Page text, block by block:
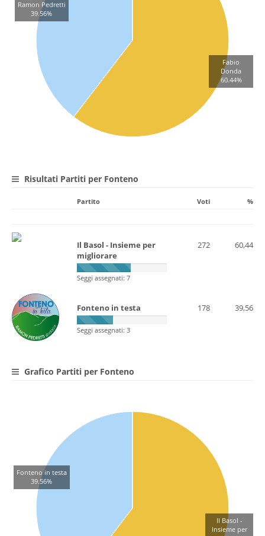
Fabio
Donda
60.44%
Ramon Pedretti
39.56%
Risultati Partiti per Fonteno
Partito Voti %
Il Basol - Insieme per
migliorare
Seggi assegnati: 7
272 60,44
Fonteno in testa
Seggi assegnati: 3
178 39,56
Grafico Partiti per Fonteno
Il Basol -
Insieme per
Fonteno in testa
39.56%